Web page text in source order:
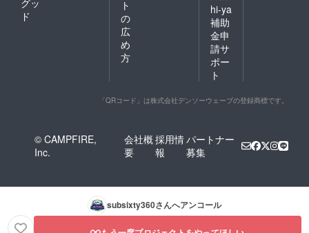
ド
ト
の
広
め
方
hi-ya
補助
金申
請サ
ポー
ト
「QRコード」は株式会社デンソーウェーブの登録商標です。
© CAMPFIRE,
Inc.
会社概
要
採用情
報
パートナー
募集
subsixty360さんへアンコール